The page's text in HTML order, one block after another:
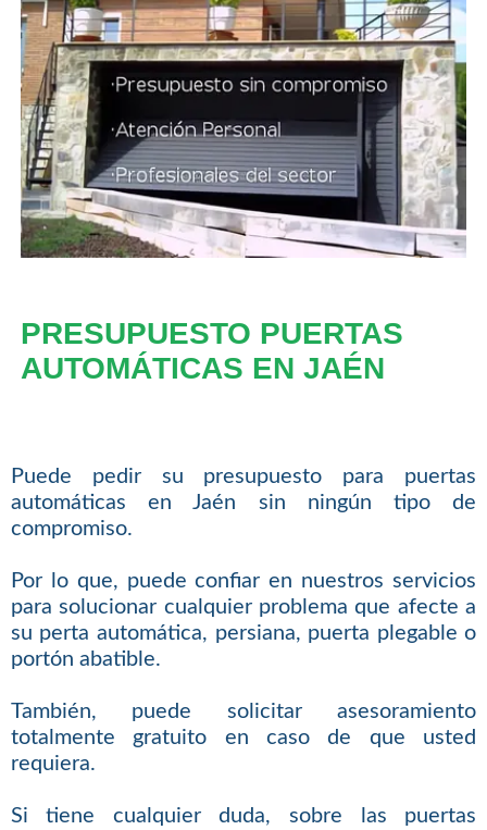
PRESUPUESTO PUERTAS
AUTOMÁTICAS EN JAÉN
Puede pedir su presupuesto para puertas
automáticas en Jaén sin ningún tipo de
compromiso.
Por lo que, puede confiar en nuestros servicios
para solucionar cualquier problema que afecte a
su perta automática, persiana, puerta plegable o
portón abatible.
También, puede solicitar asesoramiento
totalmente gratuito en caso de que usted
requiera.
Si tiene cualquier duda, sobre las puertas